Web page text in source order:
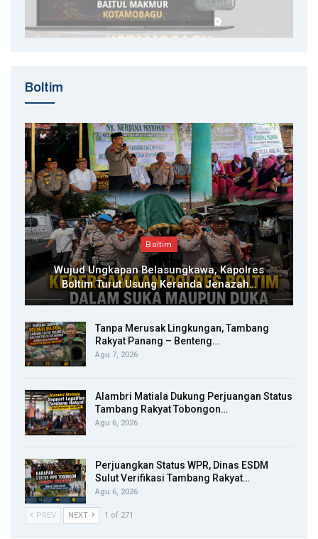
Boltim
Boltim
Wujud Ungkapan Belasungkawa, Kapolres
Boltim Turut Usung Keranda Jenazah…
Tanpa Merusak Lingkungan, Tambang
Rakyat Panang – Benteng…
Agu 7, 2026
Alambri Matiala Dukung Perjuangan Status
Tambang Rakyat Tobongon…
Agu 6, 2026
Perjuangkan Status WPR, Dinas ESDM
Sulut Verifikasi Tambang Rakyat…
Agu 6, 2026
PREV NEXT 1 of 271